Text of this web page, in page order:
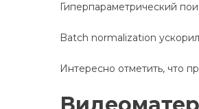
Гиперпараметрический
Batch normalization
Интересно отметить, что